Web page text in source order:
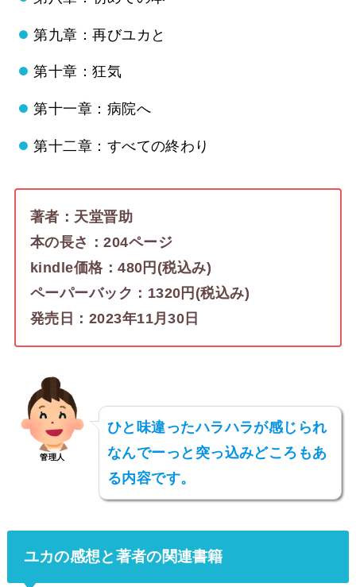
第九章：再びユカと
第十章：狂気
第十一章：病院へ
第十二章：すべての終わり
著者：天堂晋助
本の長さ：204ページ
kindle価格：480円(税込み)
ペーパーバック：1320円(税込み)
発売日：2023年11月30日
管理人
ひと味違ったハラハラが感じられ
なんでーっと突っ込みどころもあ
る内容です。
ユカの感想と著者の関連書籍